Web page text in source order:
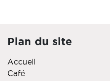
Plan du site
Accueil
Café